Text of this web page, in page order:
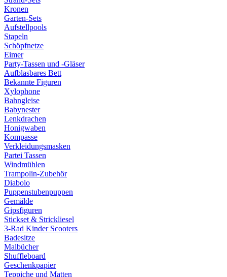
Kronen
Garten-Sets
Aufstellpools
Stapeln
Schöpfnetze
Eimer
Party-Tassen und -Gläser
Aufblasbares Bett
Bekannte Figuren
Xylophone
Bahngleise
Babynester
Lenkdrachen
Honigwaben
Kompasse
Verkleidungsmasken
Partei Tassen
Windmühlen
Trampolin-Zubehör
Diabolo
Puppenstubenpuppen
Gemälde
Gipsfiguren
Stickset & Strickliesel
3-Rad Kinder Scooters
Badesitze
Malbücher
Shuffleboard
Geschenkpapier
Teppiche und Matten